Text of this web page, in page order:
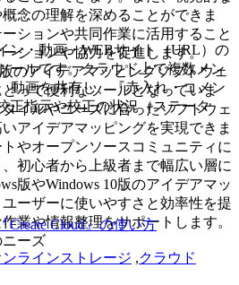
念の理解を深めることができま
ションや共同作業に活用すること
ションや協力を促進します。
のアイデアマッピングソフトウェ
って便利なツールとなっていま
イルやニーズに合ったソフトウェ
アイデアマッピングを実現できま
やオープンソースコミュニティに
初心者から上級者まで幅広い層に
版やWindows 10版のアイデアマッ
ーザーに使いやすさと効率性を提
業や情報整理をサポートします。
ーズ
ン・動画・WEBサイト（URL）の
ールです。クラウド上で複数メン
動画を共有し、『赤入れ・コメン
正指示や校正の状況（ステータ
Create Cloud』の使い方
ンラインストレージ ,クラウド